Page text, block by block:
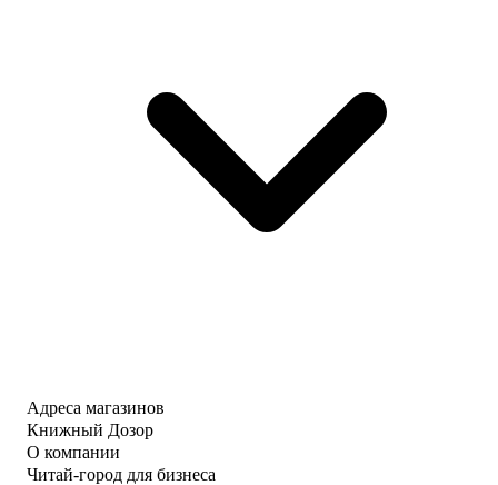
Адреса магазинов
Книжный Дозор
О компании
Читай-город для бизнеса